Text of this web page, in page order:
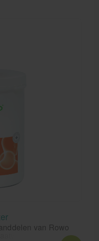
van Rowo
en